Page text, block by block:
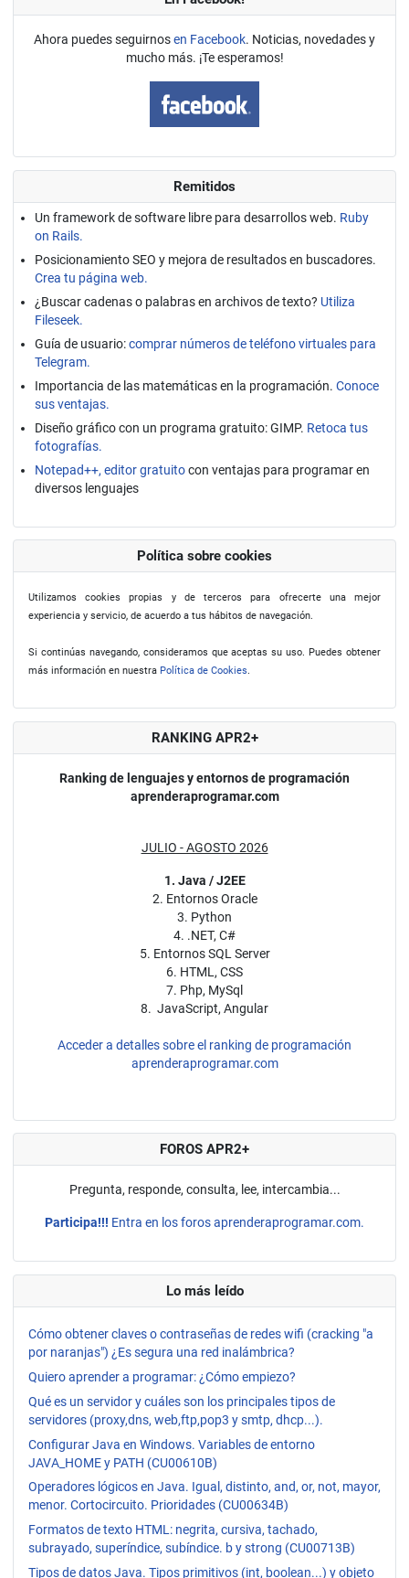
Ahora puedes seguirnosen Facebook. Noticias, novedades y
mucho más. ¡Te esperamos!
Remitidos
Un framework de software libre para desarrollos web. Ruby
on Rails.
Posicionamiento SEO y mejora de resultados en buscadores.
Crea tu página web.
¿Buscar cadenas o palabras en archivos de texto? Utiliza
Fileseek.
Guía de usuario:comprar números de teléfono virtuales para
Telegram.
Importancia de las matemáticas en la programación. Conoce
sus ventajas.
Diseño gráfico con un programa gratuito: GIMP. Retoca tus
fotografías.
Notepad++, editor gratuitocon ventajas para programar en
diversos lenguajes
Política sobre cookies
Utilizamos cookies propias y de terceros para ofrecerte una mejor
experiencia y servicio, de acuerdo a tus hábitos de navegación.
Si continúas navegando, consideramos que aceptas su uso. Puedes obtener
más información en nuestra Política de Cookies.
RANKING APR2+
Ranking de lenguajes y entornos de programación
aprenderaprogramar.com
JULIO - AGOSTO 2026
1. Java / J2EE
2. Entornos Oracle
3. Python
4. .NET, C#
5. Entornos SQL Server
6. HTML, CSS
7. Php, MySql
8. JavaScript, Angular
Acceder a detalles sobre el ranking de programación
aprenderaprogramar.com
FOROS APR2+
Pregunta, responde, consulta, lee, intercambia...
Participa!!! Entra en los foros aprenderaprogramar.com.
Lo más leído
Cómo obtener claves o contraseñas de redes wifi (cracking "a
por naranjas") ¿Es segura una red inalámbrica?
Quiero aprender a programar: ¿Cómo empiezo?
Qué es un servidor y cuáles son los principales tipos de
servidores (proxy,dns, web,ftp,pop3 y smtp, dhcp...).
Configurar Java en Windows. Variables de entorno
JAVA_HOME y PATH (CU00610B)
Operadores lógicos en Java. Igual, distinto, and, or, not, mayor,
menor. Cortocircuito. Prioridades (CU00634B)
Formatos de texto HTML: negrita, cursiva, tachado,
subrayado, superíndice, subíndice. b y strong (CU00713B)
Tipos de datos Java. Tipos primitivos (int, boolean...) y objeto